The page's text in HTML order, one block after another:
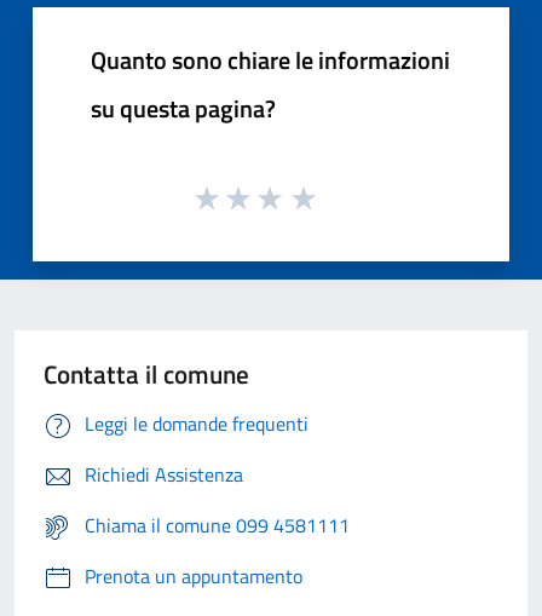
Quanto sono chiare le informazioni
su questa pagina?
Contatta il comune
Leggi le domande frequenti
Richiedi Assistenza
Chiama il comune 099 4581111
Prenota un appuntamento